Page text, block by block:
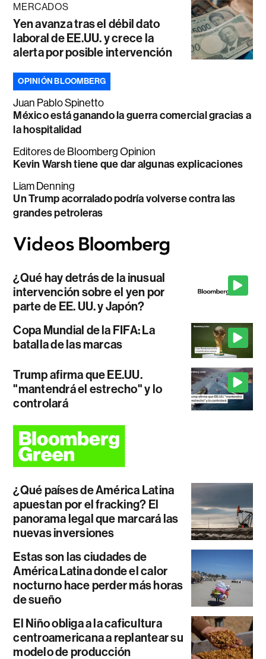
MERCADOS
Yen avanza tras el débil dato
laboral de EE.UU. y crece la
alerta por posible intervención
OPINIÓN BLOOMBERG
Juan Pablo Spinetto
México está ganando la guerra comercial gracias a
la hospitalidad
Editores de Bloomberg Opinion
Kevin Warsh tiene que dar algunas explicaciones
Liam Denning
Un Trump acorralado podría volverse contra las
grandes petroleras
¿Qué hay detrás de la inusual
intervención sobre el yen por
parte de EE. UU. y Japón?
Copa Mundial de la FIFA: La
batalla de las marcas
Trump afirma que EE.UU.
"mantendrá el estrecho" y lo
controlará
¿Qué países de América Latina
apuestan por el fracking? El
panorama legal que marcará las
nuevas inversiones
Estas son las ciudades de
América Latina donde el calor
nocturno hace perder más horas
de sueño
El Niño obliga a la caficultura
centroamericana a replantear su
modelo de producción